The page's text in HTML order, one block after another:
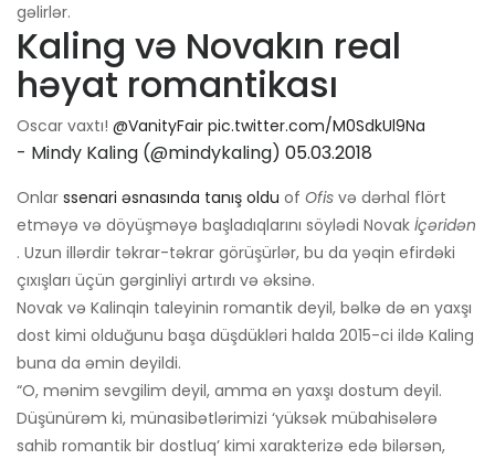
gəlirlər.
Kaling və Novakın real
həyat romantikası
Oscar vaxtı! @VanityFair pic.twitter.com/M0SdkUl9Na
- Mindy Kaling (@mindykaling) 05.03.2018
Onlar ssenari əsnasında tanış oldu of Ofis və dərhal flört
etməyə və döyüşməyə başladıqlarını söylədi Novak İçəridən
. Uzun illərdir təkrar-təkrar görüşürlər, bu da yəqin efirdəki
çıxışları üçün gərginliyi artırdı və əksinə.
Novak və Kalinqin taleyinin romantik deyil, bəlkə də ən yaxşı
dost kimi olduğunu başa düşdükləri halda 2015-ci ildə Kaling
buna da əmin deyildi.
“O, mənim sevgilim deyil, amma ən yaxşı dostum deyil.
Düşünürəm ki, münasibətlərimizi ‘yüksək mübahisələrə
sahib romantik bir dostluq’ kimi xarakterizə edə bilərsən,